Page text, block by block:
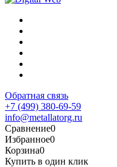
Обратная связь
+7 (499) 380-69-59
info@metallatorg.ru
Сравнение0
Избранное0
Корзина0
Купить в один клик